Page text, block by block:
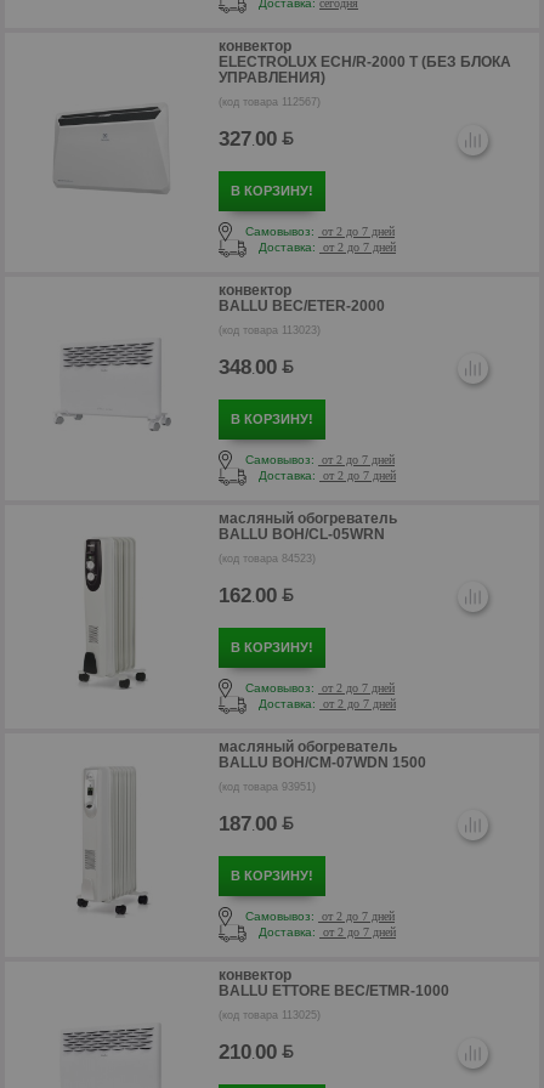
Доставка: сегодня
конвектор
ELECTROLUX ECH/R-2000 T (БЕЗ БЛОКА
УПРАВЛЕНИЯ)
(код товара 112567)
327.00
В КОРЗИНУ!
Самовывоз:
от 2 до 7 дней
Доставка:
от 2 до 7 дней
конвектор
BALLU BEC/ETER-2000
(код товара 113023)
348.00
В КОРЗИНУ!
Самовывоз:
от 2 до 7 дней
Доставка:
от 2 до 7 дней
масляный обогреватель
BALLU BOH/CL-05WRN
(код товара 84523)
162.00
В КОРЗИНУ!
Самовывоз:
от 2 до 7 дней
Доставка:
от 2 до 7 дней
масляный обогреватель
BALLU BOH/CM-07WDN 1500
(код товара 93951)
187.00
В КОРЗИНУ!
Самовывоз:
от 2 до 7 дней
Доставка:
от 2 до 7 дней
конвектор
BALLU ETTORE BEC/ETMR-1000
(код товара 113025)
210.00